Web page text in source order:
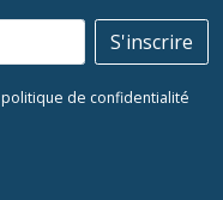
S'inscrire
de confidentialité